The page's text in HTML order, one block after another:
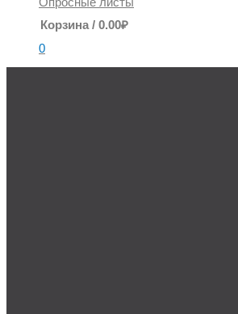
Корзина / 0.00₽
0